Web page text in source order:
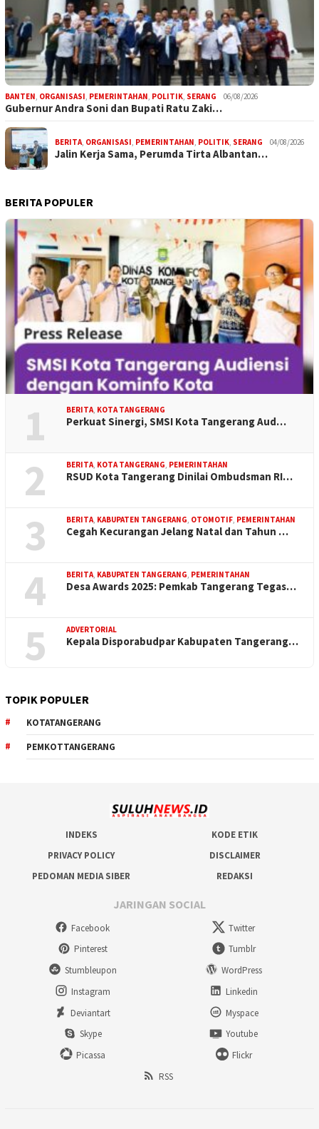
BANTEN ORGANISASI PEMERINTAHAN POLITIK SERANG 06/08/2026
Gubernur Andra Soni dan Bupati Ratu Zaki…
BERITA ORGANISASI PEMERINTAHAN POLITIK SERANG 04/08/2026
Jalin Kerja Sama, Perumda Tirta Albantan…
BERITA POPULER
1 BERITA, KOTA TANGERANG
Perkuat Sinergi, SMSI Kota Tangerang Aud…
2 BERITA, KOTA TANGERANG, PEMERINTAHAN
RSUD Kota Tangerang Dinilai Ombudsman RI…
3 BERITA, KABUPATEN TANGERANG, OTOMOTIF, PEMERINTAHAN
Cegah Kecurangan Jelang Natal dan Tahun …
4 BERITA, KABUPATEN TANGERANG, PEMERINTAHAN
Desa Awards 2025: Pemkab Tangerang Tegas…
5 ADVERTORIAL
Kepala Disporabudpar Kabupaten Tangerang…
TOPIK POPULER
KOTATANGERANG
PEMKOTTANGERANG
INDEKS
KODE ETIK
PRIVACY POLICY
DISCLAIMER
PEDOMAN MEDIA SIBER
REDAKSI
JARINGAN SOCIAL
Facebook
Twitter
Pinterest
Tumblr
Stumbleupon
WordPress
Instagram
Linkedin
Deviantart
Myspace
Skype
Youtube
Picassa
Flickr
RSS